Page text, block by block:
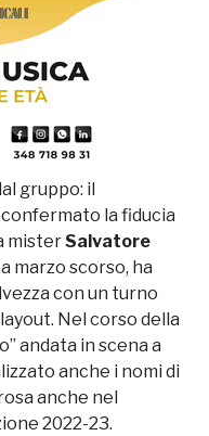
gruppo: il
la fiducia
misterSalvatore
marzo scorso, ha
con un turno
Nel corso della
andata in scena a
anche i nomi di
anche nel
2022-23.